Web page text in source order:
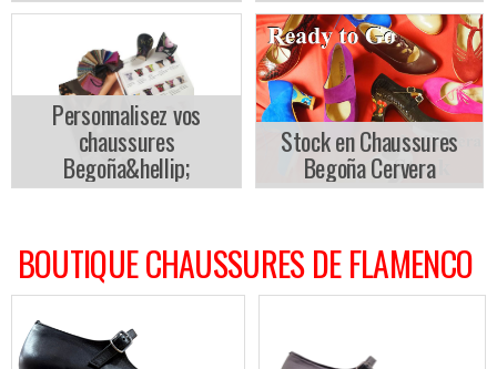
Personnalisez vos
chaussures
Begoña&hellip;
Stock en Chaussures
Begoña Cervera
BOUTIQUE CHAUSSURES DE FLAMENCO